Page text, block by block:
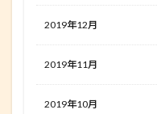
2019年12月
2019年11月
2019年10月